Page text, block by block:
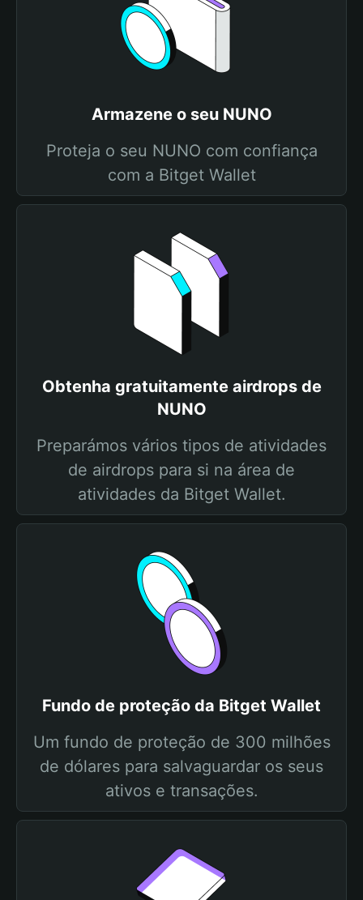
Armazene o seu NUNO
Proteja o seu NUNO com confiança
com a Bitget Wallet
Obtenha gratuitamente airdrops de
NUNO
Preparámos vários tipos de atividades
de airdrops para si na área de
atividades da Bitget Wallet.
Fundo de proteção da Bitget Wallet
Um fundo de proteção de 300 milhões
de dólares para salvaguardar os seus
ativos e transações.